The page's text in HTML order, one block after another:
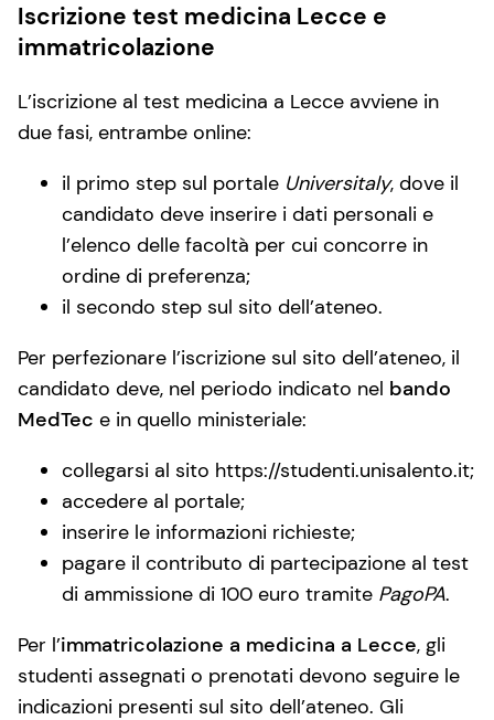
Iscrizione test medicina Lecce e
immatricolazione
L’iscrizione al test medicina a Lecce avviene in
due fasi, entrambe online:
il primo step sul portale Universitaly, dove il
candidato deve inserire i dati personali e
l’elenco delle facoltà per cui concorre in
ordine di preferenza;
il secondo step sul sito dell’ateneo.
Per perfezionare l’iscrizione sul sito dell’ateneo, il
candidato deve, nel periodo indicato nel bando
MedTec e in quello ministeriale:
collegarsi al sito https://studenti.unisalento.it;
accedere al portale;
inserire le informazioni richieste;
pagare il contributo di partecipazione al test
di ammissione di 100 euro tramite PagoPA.
Per l’immatricolazione a medicina a Lecce, gli
studenti assegnati o prenotati devono seguire le
indicazioni presenti sul sito dell’ateneo. Gli